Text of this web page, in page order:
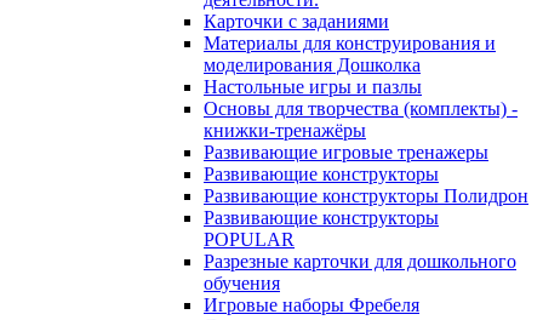
Карточки с заданиями
Материалы для конструирования и
моделирования Дошколка
Настольные игры и пазлы
Основы для творчества (комплекты) -
книжки-тренажёры
Развивающие игровые тренажеры
Развивающие конструкторы
Развивающие конструкторы Полидрон
Развивающие конструкторы
POPULAR
Разрезные карточки для дошкольного
обучения
Игровые наборы Фребеля